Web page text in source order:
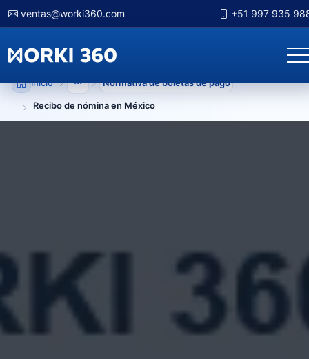
ventas@worki360.com +51 997 935
Inicio Mostrar niveles anteriores
Normativa de boletas de pago
Recibo de nómina en México